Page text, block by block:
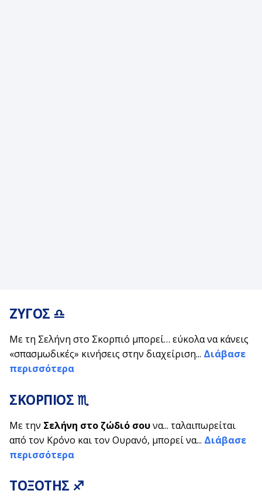
ΖΥΓΟΣ ♎
Με τη Σελήνη στο Σκορπιό μπορεί… εύκολα να κάνεις
«σπασμωδικές» κινήσεις στην διαχείριση... Διάβασε
περισσότερα
ΣΚΟΡΠΙΟΣ ♏
Με την Σελήνη στο ζώδιό σουνα... ταλαιπωρείται
από τον Κρόνο και τον Ουρανό, μπορεί να... Διάβασε
περισσότερα
ΤΟΞΟΤΗΣ ♐